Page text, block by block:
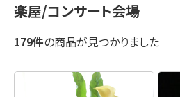
楽屋/コンサート会場
179件の商品が見つかりました